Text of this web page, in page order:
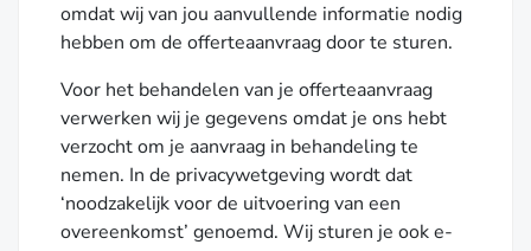
omdat wij van jou aanvullende informatie nodig
hebben om de offerteaanvraag door te sturen.
Voor het behandelen van je offerteaanvraag
verwerken wij je gegevens omdat je ons hebt
verzocht om je aanvraag in behandeling te
nemen. In de privacywetgeving wordt dat
‘noodzakelijk voor de uitvoering van een
overeenkomst’ genoemd. Wij sturen je ook e-